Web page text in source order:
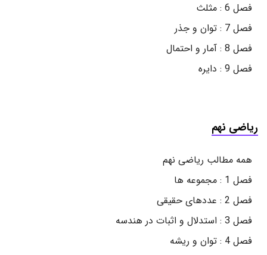
فصل 6 : مثلث
فصل 7 : توان و جذر
فصل 8 : آمار و احتمال
فصل 9 : دایره
ریاضی نهم
همه مطالب ریاضی نهم
فصل 1 : مجموعه ها
فصل 2 : عددهای حقیقی
فصل 3 : استدلال و اثبات در هندسه
فصل 4 : توان و ریشه